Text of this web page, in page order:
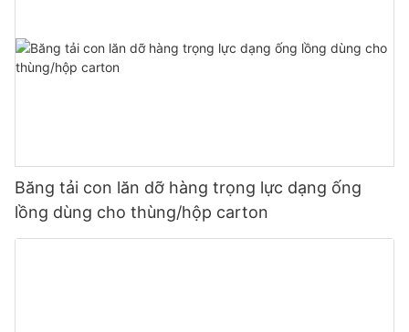
Băng tải con lăn dỡ hàng trọng lực dạng ống
lồng dùng cho thùng/hộp carton